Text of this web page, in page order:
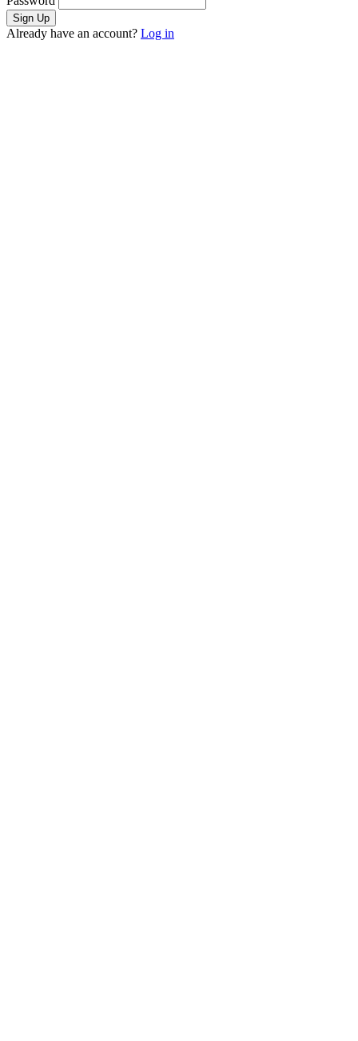
Already have an account? Log in